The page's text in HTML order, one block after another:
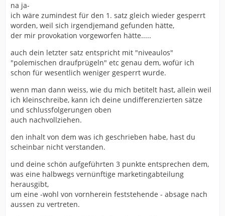
na ja-
ich wäre zumindest für den 1. satz gleich wieder gesperrt
worden, weil sich irgendjemand gefunden hätte,
der mir provokation vorgeworfen hätte.....
auch dein letzter satz entspricht mit "niveaulos"
"polemischen draufprügeln" etc genau dem, wofür ich
schon für wesentlich weniger gesperrt wurde.
wenn man dann weiss, wie du mich betitelt hast, allein weil
ich kleinschreibe, kann ich deine undifferenzierten sätze
und schlussfolgerungen oben
auch nachvollziehen.
den inhalt von dem was ich geschrieben habe, hast du
scheinbar nicht verstanden.
und deine schön aufgeführten 3 punkte entsprechen dem,
was eine halbwegs vernünftige marketingabteilung
herausgibt,
um eine -wohl von vornherein feststehende - absage nach
aussen zu vertreten.